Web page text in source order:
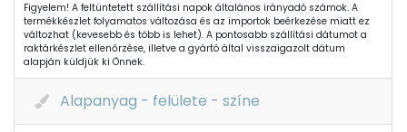
Figyelem! A feltüntetett szállítási napok általános irányadó számok. A
termékkészlet folyamatos változása és az importok beérkezése miatt ez
változhat (kevesebb és több is lehet). A pontosabb szállítási dátumot a
raktárkészlet ellenőrzése, illetve a gyártó által visszaigazolt dátum
alapján küldjük ki Önnek.
Alapanyag - felülete - színe